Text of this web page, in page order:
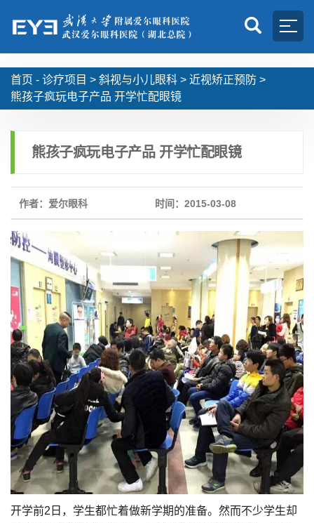
首页 - 诊疗项目 > 斜视与小儿眼科 > 近视矫正预防 >
熊孩子疯玩电子产品 开学忙配眼镜
熊孩子疯玩电子产品 开学忙配眼镜
作者：爱尔眼科 时间：2015-03-08
开学前2日，学生都忙着做新学期的准备。然而不少学生却